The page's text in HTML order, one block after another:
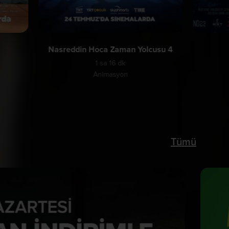
Nasreddin Hoca Zaman Yolcusu 4
1 sa 16 dk
Animasyon
Tümü